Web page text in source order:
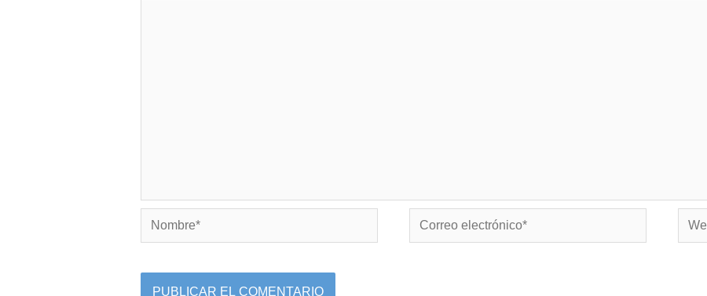
Nombre*
Correo
electrónico*
Web